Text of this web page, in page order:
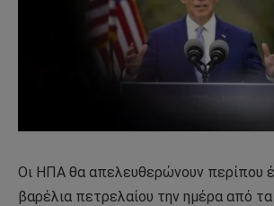
Οι ΗΠΑ θα απελευθερώνουν περίπου
βαρέλια πετρελαίου την ημέρα από